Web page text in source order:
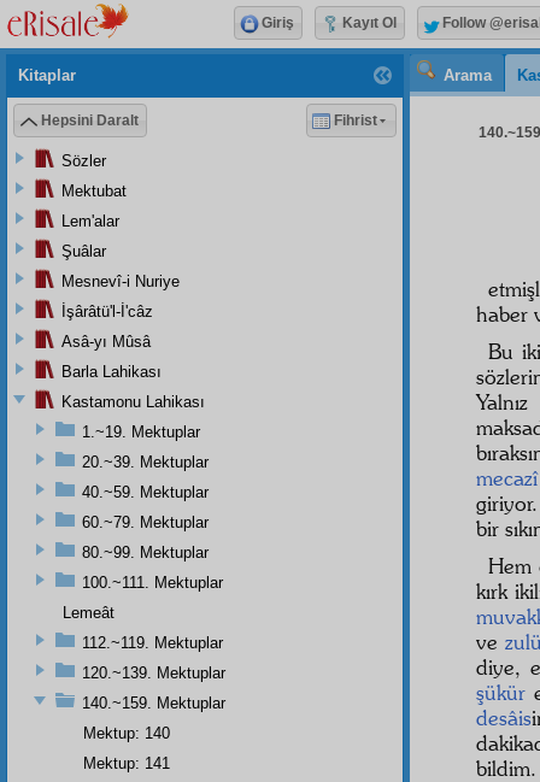
Arama
haber
Bu
mecazî
bir
kırk
ve
diye,
şükür
desâis
Kitaplar
Hepsini Daralt Fihrist
Sözler
Mektubat
Lem'alar
Şuâlar
Mesnevî-i Nuriye
İşârâtü'l-İ'câz
Asâ-yı Mûsâ
Barla Lahikası
Kastamonu Lahikası
1.~19. Mektuplar
20.~39. Mektuplar
40.~59. Mektuplar
60.~79. Mektuplar
80.~99. Mektuplar
100.~111. Mektuplar
Lemeât
112.~119. Mektuplar
120.~139. Mektuplar
140.~159. Mektuplar
Mektup: 140
Mektup: 141
Giriş Kayıt Ol Follow